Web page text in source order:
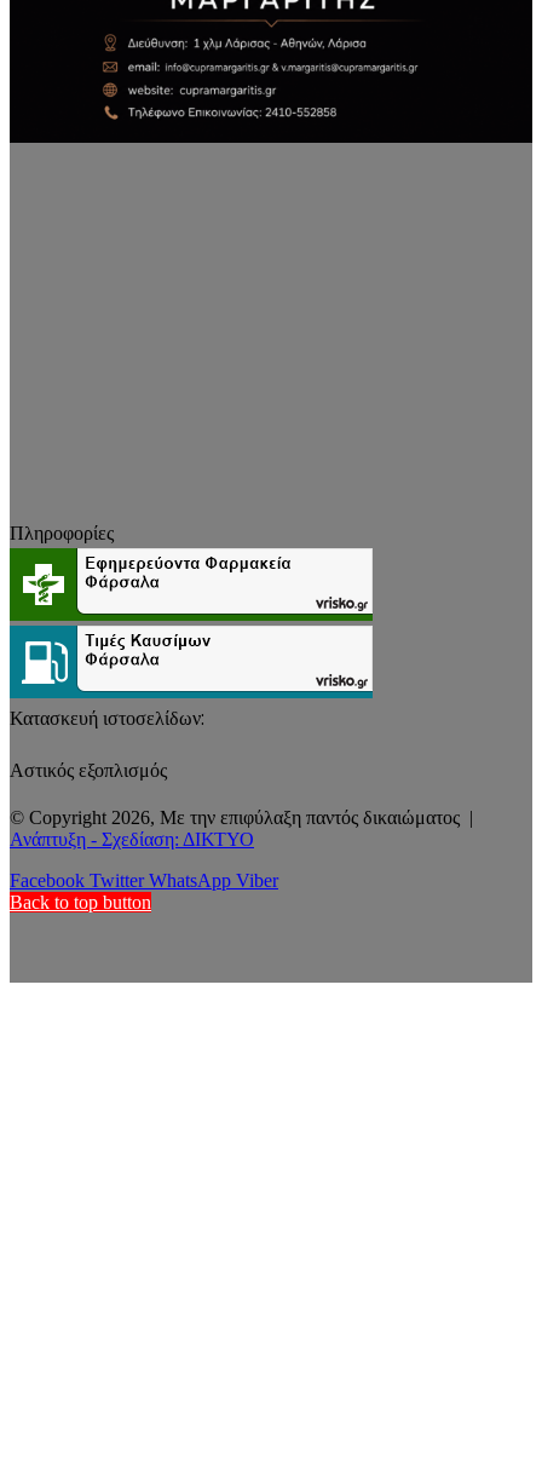
Πληροφορίες
Κατασκευή ιστοσελίδων:
Αστικός εξοπλισμός
© Copyright 2026, Με την επιφύλαξη παντός δικαιώματος |
Ανάπτυξη - Σχεδίαση: ΔΙΚΤΥΟ
Facebook Twitter WhatsApp Viber
Back to top button